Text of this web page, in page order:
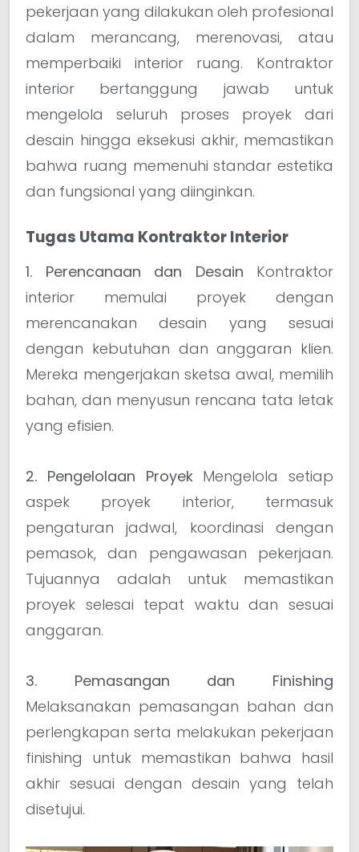
pekerjaan yang dilakukan oleh profesional
dalam merancang, merenovasi, atau
memperbaiki interior ruang. Kontraktor
interior bertanggung jawab untuk
mengelola seluruh proses proyek dari
desain hingga eksekusi akhir, memastikan
bahwa ruang memenuhi standar estetika
dan fungsional yang diinginkan.
Tugas Utama Kontraktor Interior
1. Perencanaan dan Desain Kontraktor
interior memulai proyek dengan
merencanakan desain yang sesuai
dengan kebutuhan dan anggaran klien.
Mereka mengerjakan sketsa awal, memilih
bahan, dan menyusun rencana tata letak
yang efisien.
2. Pengelolaan ProyekMengelola setiap
aspek proyek interior, termasuk
pengaturan jadwal, koordinasi dengan
pemasok, dan pengawasan pekerjaan.
Tujuannya adalah untuk memastikan
proyek selesai tepat waktu dan sesuai
anggaran.
3. Pemasangan dan Finishing
Melaksanakan pemasangan bahan dan
perlengkapan serta melakukan pekerjaan
finishing untuk memastikan bahwa hasil
akhir sesuai dengan desain yang telah
disetujui.